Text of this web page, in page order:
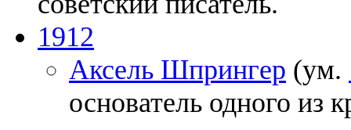
1912
Аксель Шпрингер (ум.
основатель одного из